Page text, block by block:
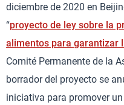
diciembre de 2020 en
“proyecto de ley sobre la
alimentos para garantizar
Comité Permanente de la
borrador del proyecto se
iniciativa para promover